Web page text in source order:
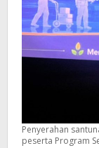
Penyerahan
peserta Program